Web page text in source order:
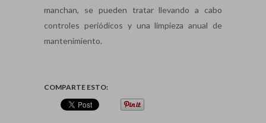
manchan, se pueden tratar llevando a cabo
controles periódicos y una limpieza anual de
mantenimiento.
COMPARTE ESTO: